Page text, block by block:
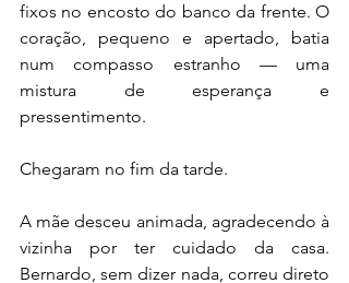
fixos no encosto do banco da frente. O
coração, pequeno e apertado, batia
num compasso estranho — uma
mistura de esperança e
pressentimento.
Chegaram no fim da tarde.
A mãe desceu animada, agradecendo à
vizinha por ter cuidado da casa.
Bernardo, sem dizer nada, correu direto